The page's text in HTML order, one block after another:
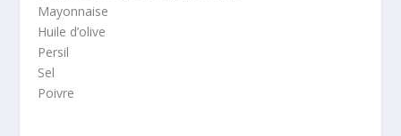
Mayonnaise
Huile d’olive
Persil
Sel
Poivre